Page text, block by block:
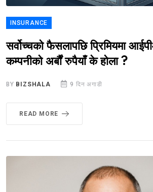
INSURANCE
सर्वोच्चको फैसलापछि प्रिमियमा
कम्पनीको अर्बौं रुपैयाँ के होला ?
BY BIZSHALA 9 दिन अगाडी
READ MORE